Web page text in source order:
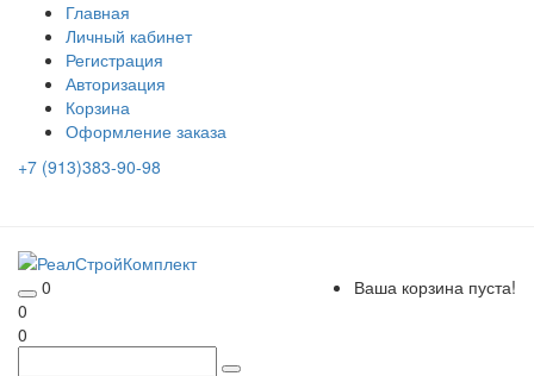
Главная
Личный кабинет
Регистрация
Авторизация
Корзина
Оформление заказа
+7 (913)383-90-98
0
Ваша корзина пуста!
0
0